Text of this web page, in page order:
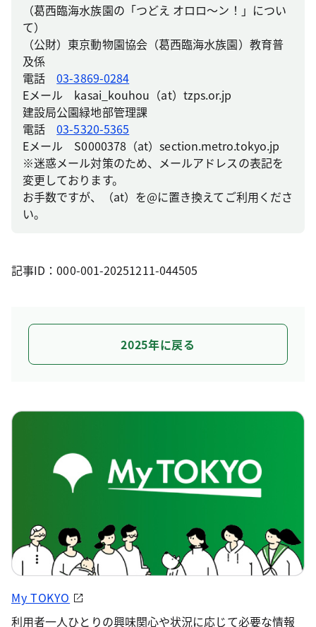
（葛西臨海水族園の「つどえ オロロ～ン！」につい
て）
（公財）東京動物園協会（葛西臨海水族園）教育普
及係
電話03-3869-0284
Eメール kasai_kouhou（at）tzps.or.jp
建設局公園緑地部管理課
電話03-5320-5365
Eメール S0000378（at）section.metro.tokyo.jp
※迷惑メール対策のため、メールアドレスの表記を
変更しております。
お手数ですが、（at）を@に置き換えてご利用くださ
い。
記事ID：000-001-20251211-044505
2025年に戻る
My TOKYO
利用者一人ひとりの興味関心や状況に応じて必要な情報